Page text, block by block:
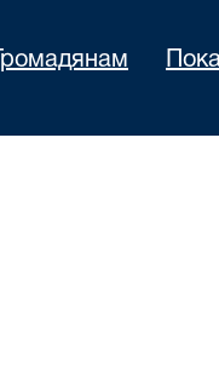
Громадянам